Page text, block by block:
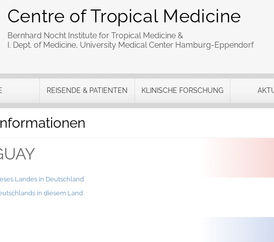
Centre of Tropical Medicine
Bernhard Nocht Institute for Tropical Medicine &
I. Dept. of Medicine, University Medical Center Hamburg-Eppendorf
REISENDE & PATIENTEN KLINISCHE FORSCHUNG
Landes in Deutschland
in diesem Land